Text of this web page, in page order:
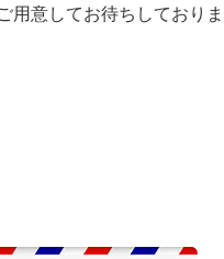
用意してお待ちしており